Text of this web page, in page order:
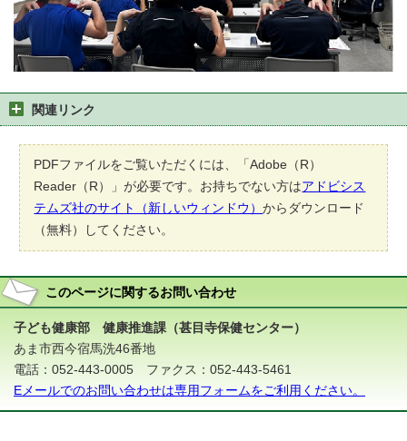
関連リンク
PDFファイルをご覧いただくには、「Adobe（R）
Reader（R）」が必要です。お持ちでない方はアドビシス
テムズ社のサイト（新しいウィンドウ）からダウンロード
（無料）してください。
このページに関するお問い合わせ
子ども健康部 健康推進課（甚目寺保健センター）
あま市西今宿馬洗46番地
電話：052-443-0005 ファクス：052-443-5461
Eメールでのお問い合わせは専用フォームをご利用ください。